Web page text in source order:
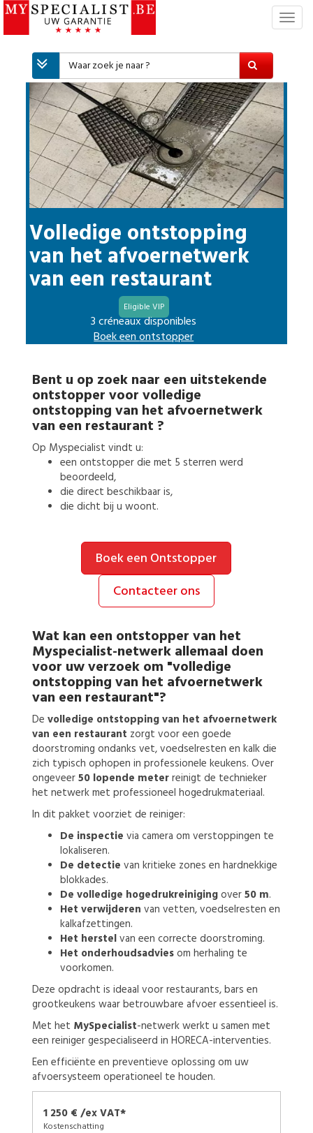
T
l
Volledige ontstopping
van het afvoernetwerk
van een restaurant
Eligible VIP
3 créneaux disponibles
Boek eenontstopper
Bent u op zoek naar een uitstekende
ontstopper voor volledige
ontstopping van het afvoernetwerk
van een restaurant ?
Op Myspecialist vindt u:
een ontstopperdie met 5 sterren werd
beoordeeld,
die direct beschikbaar is,
die dicht bij u woont.
Boek een Ontstopper
Contacteer ons
Wat kan een ontstopper van het
Myspecialist-netwerk allemaal doen
voor uw verzoek om "volledige
ontstopping van het afvoernetwerk
van een restaurant"?
De volledige ontstopping van het afvoernetwerk
van een restaurant zorgt voor een goede
doorstroming ondanks vet, voedselresten en kalk die
zich typisch ophopen in professionele keukens. Over
ongeveer50 lopende meterreinigt de technieker
het netwerk met professioneel hogedrukmateriaal.
In dit pakket voorziet de reiniger:
De inspectie via camera om verstoppingen te
lokaliseren.
De detectie van kritieke zones en hardnekkige
blokkades.
De volledige hogedrukreinigingover50 m.
Het verwijderen van vetten, voedselresten en
kalkafzettingen.
Het herstelvan een correcte doorstroming.
Het onderhoudsadviesom herhaling te
voorkomen.
Deze opdracht is ideaal voor restaurants, bars en
grootkeukens waar betrouwbare afvoer essentieel is.
Met het MySpecialist-netwerk werkt u samen met
een reiniger gespecialiseerd in HORECA-interventies.
Een efficiënte en preventieve oplossing om uw
afvoersysteem operationeel te houden.
1 250 € /ex VAT*
Kostenschatting